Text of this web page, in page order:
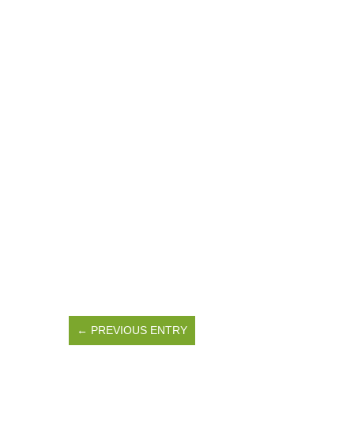
← PREVIOUS ENTRY